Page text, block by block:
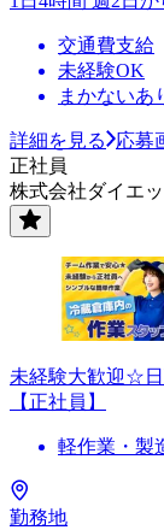
交通費支給
未経験OK
まかないあ
詳細を見る
応募
正社員
株式会社ダイエ
未経験大歓迎☆
【正社員】
軽作業・製
勤務地